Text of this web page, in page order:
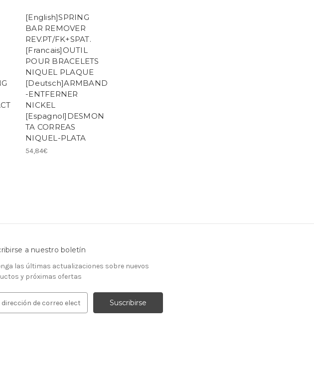
[English]SPRING
BAR REMOVER
REV.PT/FK+SPAT.
[Francais]OUTIL
POUR BRACELETS
NIQUEL PLAQUE
[Deutsch]ARMBAND
-ENTFERNER
NICKEL
[Espagnol]DESMON
TA CORREAS
NIQUEL-PLATA
54,84€
a nuestro boletín
las últimas actualizaciones sobre nuevos
y próximas ofertas